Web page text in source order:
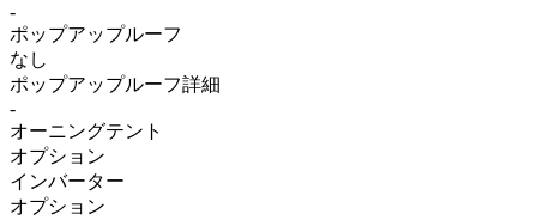
-
ポップアップルーフ
なし
ポップアップルーフ詳細
-
オーニングテント
オプション
インバーター
オプション